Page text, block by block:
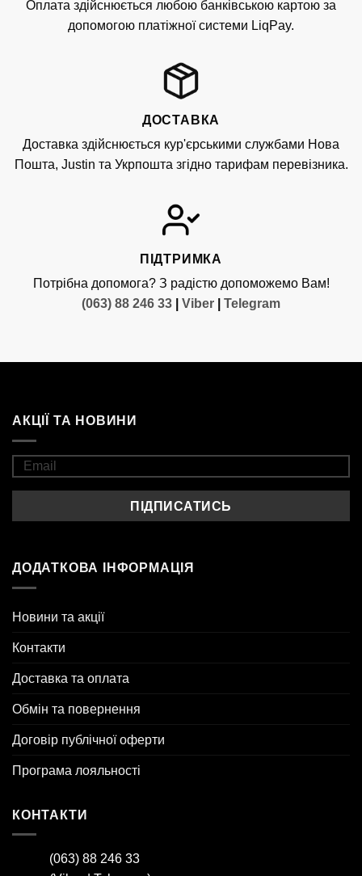
Оплата здійснюється любою банківською картою за
допомогою платіжної системи LiqPay.
ДОСТАВКА
Доставка здійснюється кур'єрськими службами Нова
Пошта, Justin та Укрпошта згідно тарифам перевізника.
ПІДТРИМКА
Потрібна допомога? З радістю допоможемо Вам!
(063) 88 246 33
Viber Telegram
АКЦІЇ ТА НОВИНИ
ДОДАТКОВА ІНФОРМАЦІЯ
Новини та акції
Контакти
Доставка та оплата
Обмін та повернення
Договір публічної оферти
Програма лояльності
КОНТАКТИ
(063) 88 246 33